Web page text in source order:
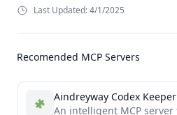
Last Updated: 4/1/2025
Recomended MCP Servers
Aindreyway Codex Keeper